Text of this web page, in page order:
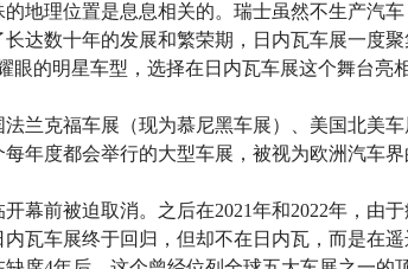
的地理位置是息息相关的。瑞士虽然不生产
达数十年的发展和繁荣期，日内瓦车展一度
眼的明星车型，选择在日内瓦车展这个舞台亮
兰克福车展（现为慕尼黑车展）、美国北美
年度都会举行的大型车展，被视为欧洲汽车
幕前被迫取消。之后在2021年和2022年，由
瓦车展终于回归，但却不在日内瓦，而是在遥